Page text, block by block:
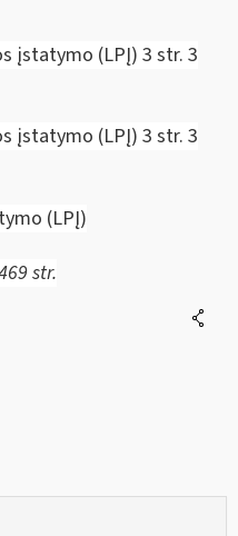
įstatymo (LPĮ) 3 str. 3
įstatymo (LPĮ) 3 str. 3
(LPĮ)
str.